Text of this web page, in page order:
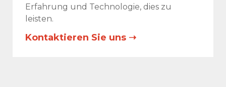
Erfahrung und Technologie, dies zu
leisten.
Kontaktieren Sie uns